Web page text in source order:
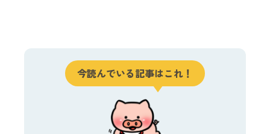
今読んでいる記事はこれ！